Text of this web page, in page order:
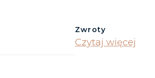
Zwroty
Czytaj więcej